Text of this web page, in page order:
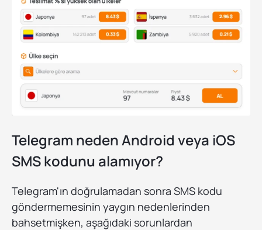
Telegram neden Android veya iOS
SMS kodunu alamıyor?
Telegram'ın doğrulamadan sonra SMS kodu
göndermemesinin yaygın nedenlerinden
bahsetmişken, aşağıdaki sorunlardan